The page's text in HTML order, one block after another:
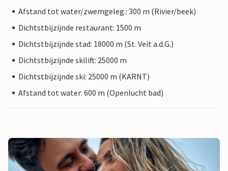
Afstand tot water/zwemgeleg.: 300 m (Rivier/beek)
Dichtstbijzijnde restaurant: 1500 m
Dichtstbijzijnde stad: 18000 m (St. Veit a.d.G.)
Dichtstbijzijnde skilift: 25000 m
Dichtstbijzijnde ski: 25000 m (KARNT)
Afstand tot water: 600 m (Openlucht bad)